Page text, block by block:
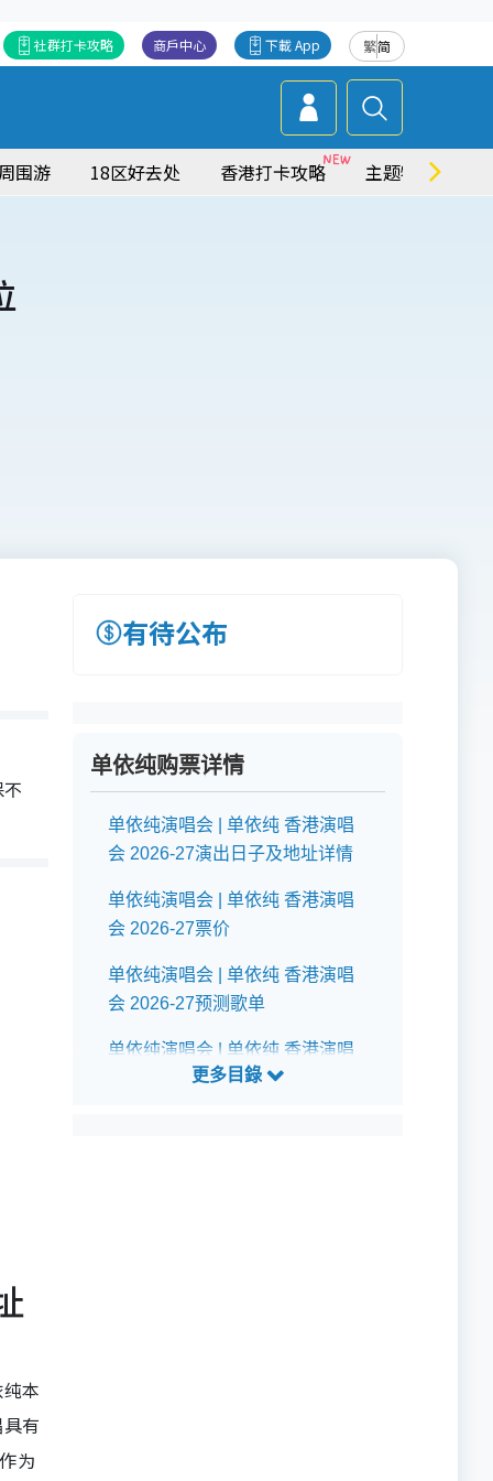
繁简
下載 App
商戶中心
社群打卡攻略
周围游 18区好去处 香港打卡攻略 主题特集
本
有
为
有待公布
单依纯购票详情
单依纯演唱会 | 单依纯 香港演唱
会 2026-27演出日子及地址详情
单依纯演唱会 | 单依纯 香港演唱
会 2026-27票价
单依纯演唱会 | 单依纯 香港演唱
会 2026-27预测歌单
单依纯演唱会 | 单依纯 香港演唱
会 2026-27座位表